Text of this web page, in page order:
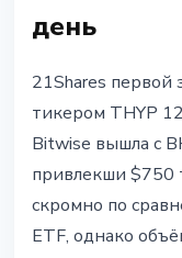
день
21Shares первой
тикером THYP
Bitwise вышла с
привлекши $750
скромно по
ETF, однако